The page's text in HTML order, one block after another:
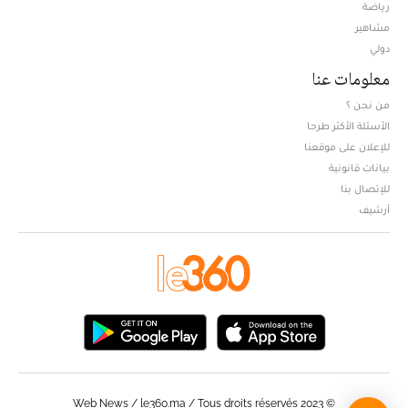
رياضة
مشاهير
دولي
معلومات عنا
من نحن ؟
الأسئلة الأكثر طرحا
للإعلان على موقعنا
بيانات قانونية
للإتصال بنا
أرشيف
© Web News / le360.ma / Tous droits réservés 2023